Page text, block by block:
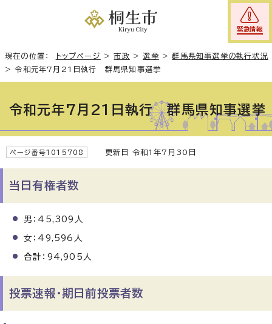
緊急情報
現在の位置： トップページ >市政 >選挙 >群馬県知事選挙の執行状況
>令和元年7月21日執行 群馬県知事選挙
令和元年7月21日執行 群馬県知事選挙
ページ番号1015708 更新日 令和1年7月30日
当日有権者数
男：45,309人
女：49,596人
合計 ：94,905人
投票速報・期日前投票者数